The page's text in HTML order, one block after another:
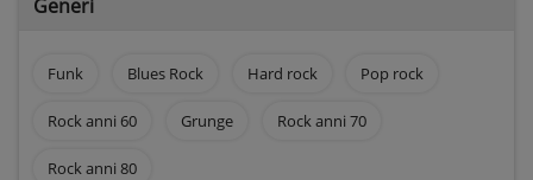
Generi
Funk Blues Rock Hard rock Pop rock
Rock anni 60 Grunge Rock anni 70
Rock anni 80